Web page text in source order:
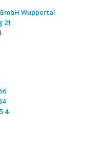
Wuppertal
21
4